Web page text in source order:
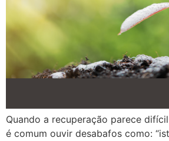
Quando a recuperação parece
é comum ouvir desabafos como: